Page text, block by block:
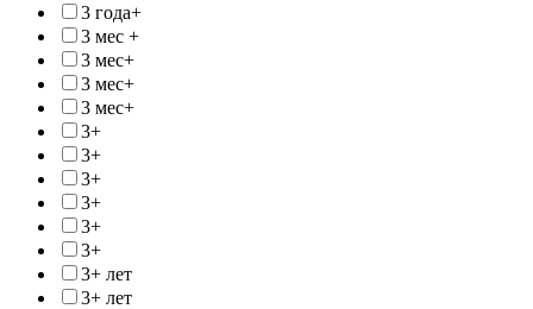
3 года+
3 мес +
3 мес+
3 мес+
3 мес+
3+
3+
3+
3+
3+
3+
3+ лет
3+ лет